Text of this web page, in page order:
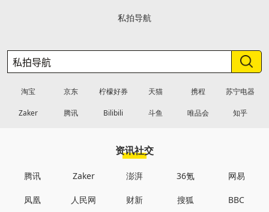
私拍导航
淘宝 京东 柠檬好券 天猫 携程 苏宁电器
Zaker 腾讯 Bilibili 斗鱼 唯品会 知乎
资讯社交
腾讯 Zaker 澎湃 36氪 网易
凤凰 人民网 财新 搜狐 BBC